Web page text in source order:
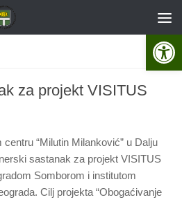
za projekt VISITUS
“Milutin Milanković” u Dalju
sastanak za projekt VISITUS
Somborom i institutom
Cilj projekta “Obogaćivanje